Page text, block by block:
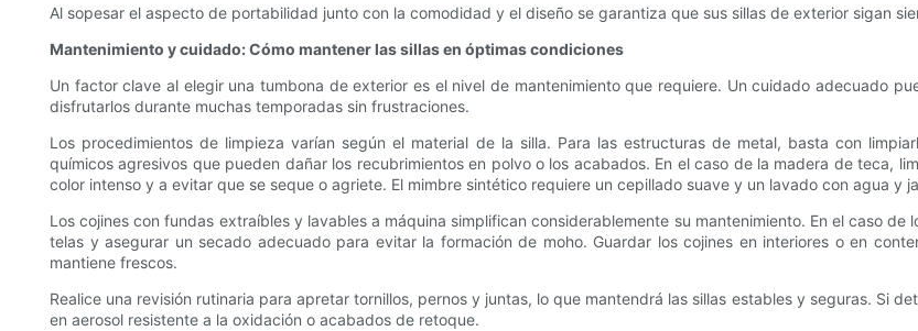
Al sopesar el aspecto de portabilidad junto con la comodidad y el diseño se garantiza que sus sillas de exterior sigan
Mantenimiento y cuidado: Cómo mantener las sillas en óptimas condiciones
Un factor clave al elegir una tumbona de exterior es el nivel de mantenimiento que requiere. Un cuidado adecuado
disfrutarlos durante muchas temporadas sin frustraciones.
Los procedimientos de limpieza varían según el material de la silla. Para las estructuras de metal, basta con
químicos agresivos que pueden dañar los recubrimientos en polvo o los acabados. En el caso de la madera de teca,
color intenso y a evitar que se seque o agriete. El mimbre sintético requiere un cepillado suave y un lavado con agua y
Los cojines con fundas extraíbles y lavables a máquina simplifican considerablemente su mantenimiento. En el caso
telas y asegurar un secado adecuado para evitar la formación de moho. Guardar los cojines en interiores o en
mantiene frescos.
Realice una revisión rutinaria para apretar tornillos, pernos y juntas, lo que mantendrá las sillas estables y seguras. Si
en aerosol resistente a la oxidación o acabados de retoque.